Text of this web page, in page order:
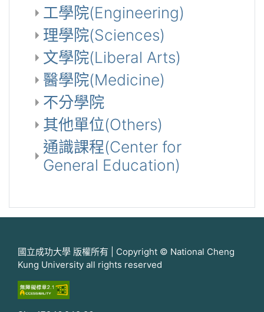
工學院(Engineering)
理學院(Sciences)
文學院(Liberal Arts)
醫學院(Medicine)
不分學院
其他單位(Others)
通識課程(Center for
General Education)
國立成功大學 版權所有 | Copyright © National Cheng
Kung University all rights reserved